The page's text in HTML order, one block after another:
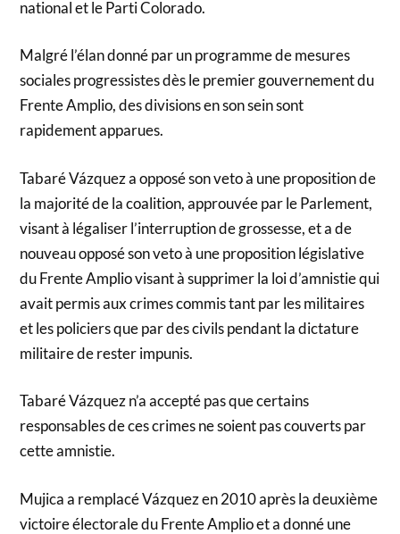
national et le Parti Colorado.
Malgré l’élan donné par un programme de mesures
sociales progressistes dès le premier gouvernement du
Frente Amplio, des divisions en son sein sont
rapidement apparues.
Tabaré Vázquez a opposé son veto à une proposition de
la majorité de la coalition, approuvée par le Parlement,
visant à légaliser l’interruption de grossesse, et a de
nouveau opposé son veto à une proposition législative
du Frente Amplio visant à supprimer la loi d’amnistie qui
avait permis aux crimes commis tant par les militaires
et les policiers que par des civils pendant la dictature
militaire de rester impunis.
Tabaré Vázquez n’a accepté pas que certains
responsables de ces crimes ne soient pas couverts par
cette amnistie.
Mujica a remplacé Vázquez en 2010 après la deuxième
victoire électorale du Frente Amplio et a donné une